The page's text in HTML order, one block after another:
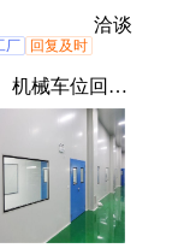
洽谈
厂
回复及时
机械车位回
泥厂拆除、电
镀厂拆除、钢
机器人回收、
车回收、配电
动化设备回